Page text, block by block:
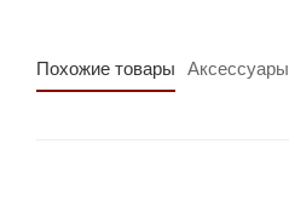
Похожие товары Аксессуары